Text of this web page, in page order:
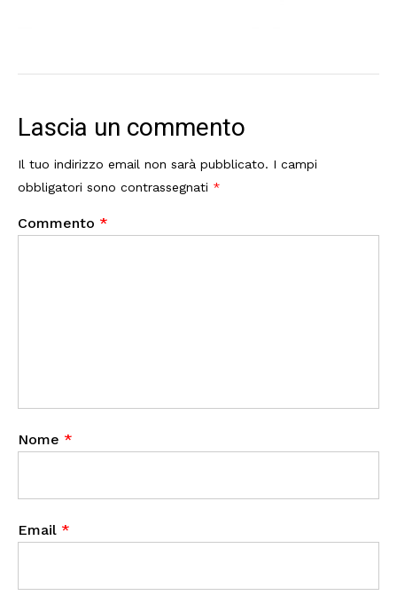
Lascia un commento
Il tuo indirizzo email non sarà pubblicato. I campi
obbligatori sono contrassegnati *
Commento *
Nome *
Email *